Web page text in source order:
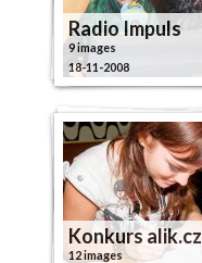
Radio Impuls
9 images
18-11-2008
Konkurs alik.cz
12 images